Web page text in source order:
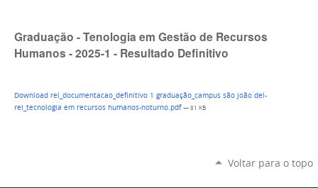
Graduação - Tenologia em Gestão de Recursos
Humanos - 2025-1 - Resultado Definitivo
Download rel_documentacao_definitivo 1 graduação_campus são joão del-
rei_tecnologia em recursos humanos-noturno.pdf— 81 KB
Voltar para o topo